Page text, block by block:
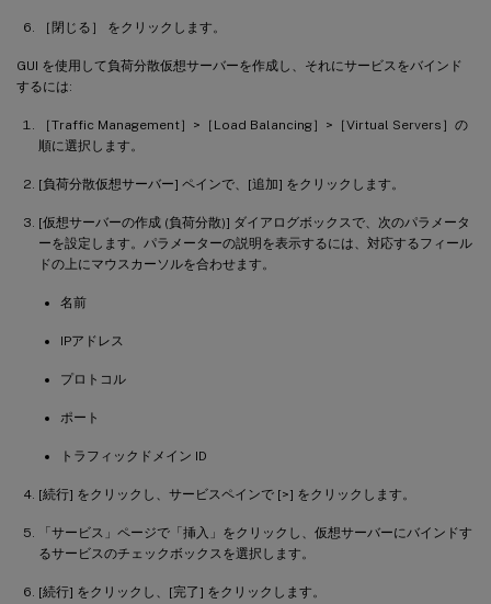
［閉じる］ をクリックします。
GUI を使用して負荷分散仮想サーバーを作成し、それにサービスをバインド
するには:
［Traffic Management］>［Load Balancing］>［Virtual Servers］の
順に選択します。
[負荷分散仮想サーバー] ペインで、[追加] をクリックします。
[仮想サーバーの作成 (負荷分散)] ダイアログボックスで、次のパラメータ
ーを設定します。パラメーターの説明を表示するには、対応するフィール
ドの上にマウスカーソルを合わせます。
名前
IPアドレス
プロトコル
ポート
トラフィックドメイン ID
[続行] をクリックし、サービスペインで [>] をクリックします。
「サービス」ページで「挿入」をクリックし、仮想サーバーにバインドす
るサービスのチェックボックスを選択します。
[続行] をクリックし、[完了] をクリックします。